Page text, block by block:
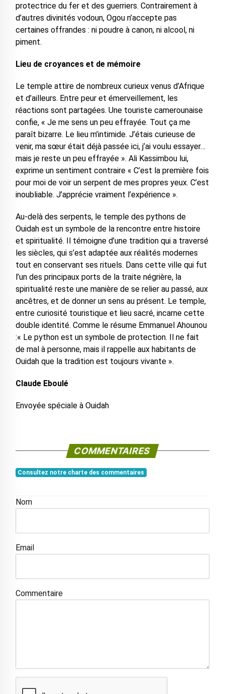
protectrice du fer et des guerriers. Contrairement à
d’autres divinités vodoun, Ogou n’accepte pas
certaines offrandes : ni poudre à canon, ni alcool, ni
piment.
Lieu de croyances et de mémoire
Le temple attire de nombreux curieux venus d’Afrique
et d’ailleurs. Entre peur et émerveillement, les
réactions sont partagées. Une touriste camerounaise
confie, « Je me sens un peu effrayée. Tout ça me
paraît bizarre. Le lieu m’intimide. J’étais curieuse de
venir, ma sœur était déjà passée ici, j’ai voulu essayer…
mais je reste un peu effrayée ». Ali Kassimbou lui,
exprime un sentiment contraire « C’est la première fois
pour moi de voir un serpent de mes propres yeux. C’est
inoubliable. J’apprécie vraiment l’expérience ».
Au-delà des serpents, le temple des pythons de
Ouidah est un symbole de la rencontre entre histoire
et spiritualité. Il témoigne d’une tradition qui a traversé
les siècles, qui s’est adaptée aux réalités modernes
tout en conservant ses rituels. Dans cette ville qui fut
l’un des principaux ports de la traite négrière, la
spiritualité reste une manière de se relier au passé, aux
ancêtres, et de donner un sens au présent. Le temple,
entre curiosité touristique et lieu sacré, incarne cette
double identité. Comme le résume Emmanuel Ahounou
:« Le python est un symbole de protection. Il ne fait
de mal à personne, mais il rappelle aux habitants de
Ouidah que la tradition est toujours vivante ».
Claude Eboulé
Envoyée spéciale à Ouidah
COMMENTAIRES
Consultez notre charte des commentaires
Nom
Email
Commentaire